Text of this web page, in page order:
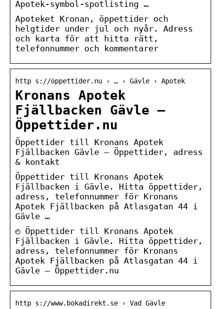
Apotek-symbol-spotlisting …
Apoteket Kronan, öppettider och
helgtider under jul och nyår. Adress
och karta för att hitta rätt,
telefonnummer och kommentarer
http s://öppettider.nu › … › Gävle › Apotek
Kronans Apotek
Fjällbacken Gävle –
Öppettider.nu
Öppettider till Kronans Apotek
Fjällbacken Gävle – Öppettider, adress
& kontakt
Öppettider till Kronans Apotek
Fjällbacken i Gävle. Hitta öppettider,
adress, telefonnummer för Kronans
Apotek Fjällbacken på Atlasgatan 44 i
Gävle …
◴ Öppettider till Kronans Apotek
Fjällbacken i Gävle. Hitta öppettider,
adress, telefonnummer för Kronans
Apotek Fjällbacken på Atlasgatan 44 i
Gävle – Öppettider.nu
http s://www.bokadirekt.se › Vad Gävle